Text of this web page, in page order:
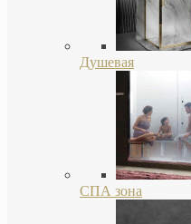
Душевая
СПА зона